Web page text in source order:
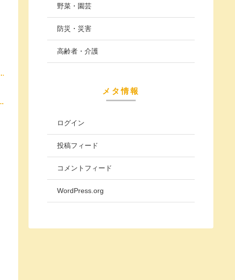
野菜・園芸
防災・災害
高齢者・介護
メタ情報
ログイン
投稿フィード
コメントフィード
WordPress.org